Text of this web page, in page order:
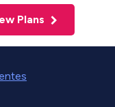
Plans